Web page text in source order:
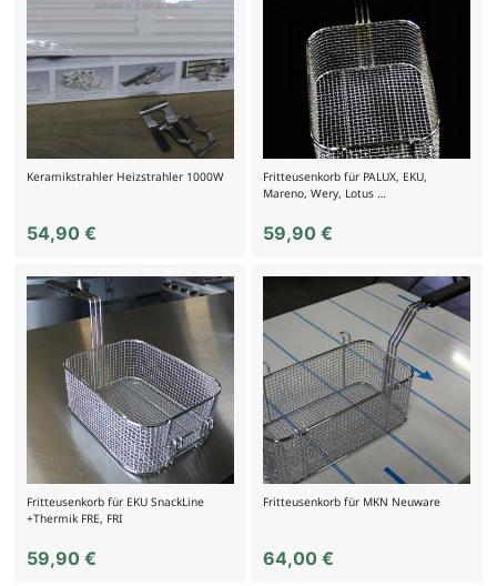
Keramikstrahler Heizstrahler 1000W
54,90 €
Fritteusenkorb für PALUX, EKU,
Mareno, Wery, Lotus …
59,90€
Fritteusenkorb für EKU SnackLine
+Thermik FRE, FRI
59,90 €
Fritteusenkorb für MKN Neuware
64,00€